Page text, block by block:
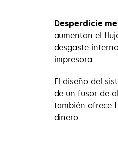
Desperdicie
aumentan el
desgaste
impresora.
El diseño del
de un fusor de
también ofrece
dinero.